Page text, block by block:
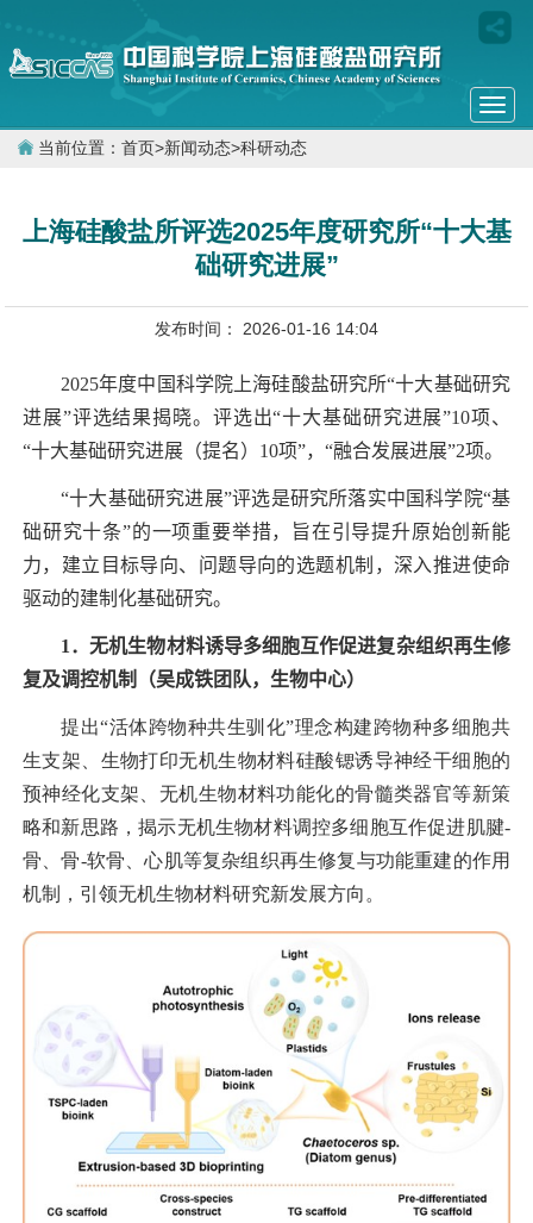
当前位置： 首页>新闻动态>科研动态
上海硅酸盐所评选2025年度研究所“十大基
础研究进展”
发布时间： 2026-01-16 14:04
2025年度中国科学院上海硅酸盐研究所“十大基础研究
进展”评选结果揭晓。评选出“十大基础研究进展”10项、
“十大基础研究进展（提名） 10项”，“融合发展进展”2项。
“十大基础研究进展”评选是研究所落实中国科学院“基
础研究十条”的一项重要举措，旨在引导提升原始创新能
力，建立目标导向、问题导向的选题机制，深入推进使命
驱动的建制化基础研究。
1 ．无机生物材料诱导多细胞互作促进复杂组织再生修
复及调控机制（吴成铁团 队，生物中心）
提出“活体跨物种共生驯化”理念构建跨物种多细胞共
生支架、生物打印无机生物材料硅酸锶诱导神经干细胞的
预神经化支架、无机生物材料功能化的骨髓类器官等新策
略和新思路，揭示无机生物材料调控多细胞互作促进肌腱-
骨、骨-软骨、心肌等复杂组织再生修复与功能重建的作用
机制，引领无机生物材料研究新发展方向。